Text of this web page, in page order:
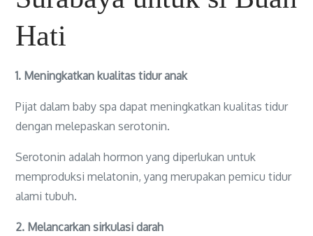
Hati
1. Meningkatkan kualitas tidur anak
Pijat dalam baby spa dapat meningkatkan kualitas tidur
dengan melepaskan serotonin.
Serotonin adalah hormon yang diperlukan untuk
memproduksi melatonin, yang merupakan pemicu tidur
alami tubuh.
2. Melancarkan sirkulasi darah